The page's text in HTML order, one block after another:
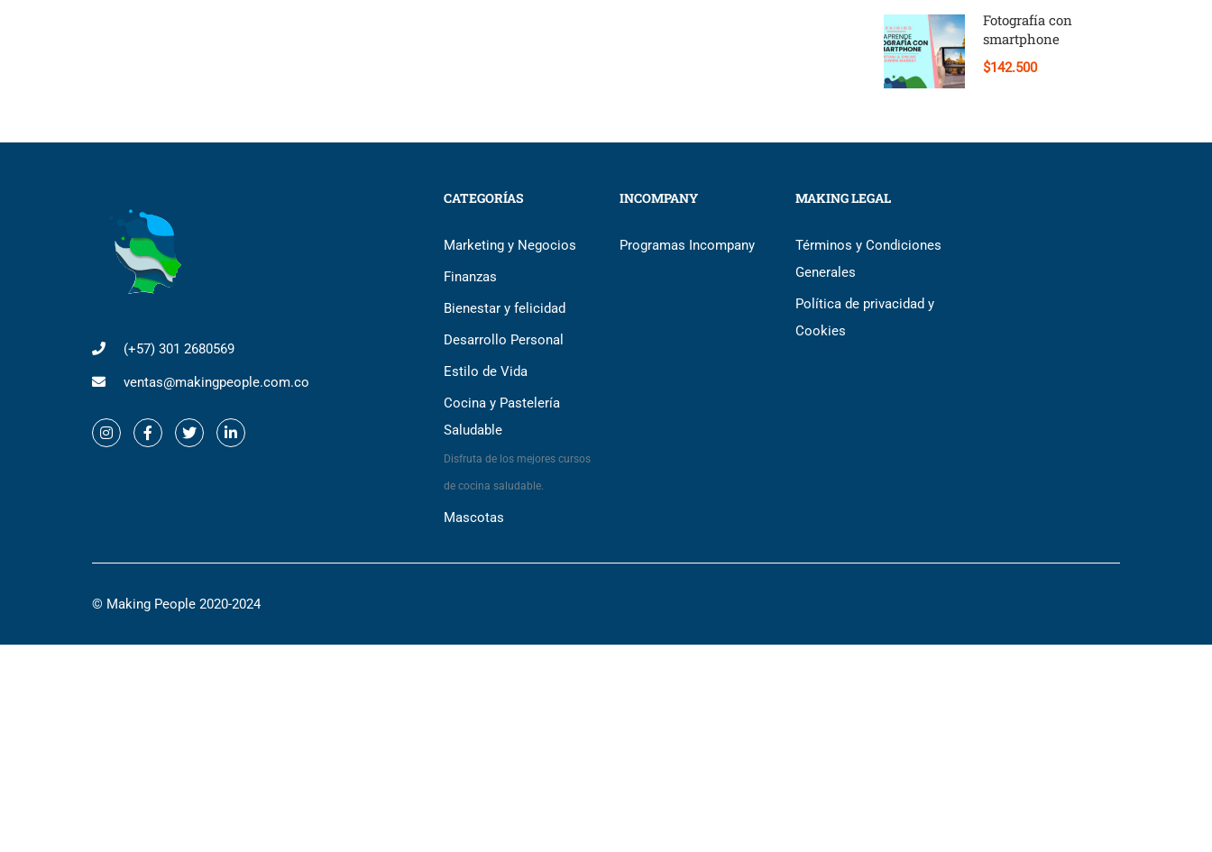
Fotografía con
smartphone
$142.500
(+57) 301 2680569
ventas@makingpeople.com.co
CATEGORÍAS
Marketing y Negocios
Finanzas
Bienestar y felicidad
Desarrollo Personal
Estilo de Vida
Cocina y Pastelería
Saludable
Disfruta de los mejores cursos
de cocina saludable.
Mascotas
INCOMPANY
Programas Incompany
MAKING LEGAL
Términos y Condiciones
Generales
Política de privacidad y
Cookies
© Making People 2020-2024